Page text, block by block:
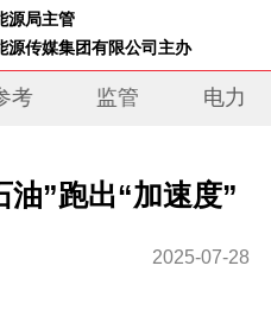
源局主管
源传媒集团有限公司主办
考 监管 电力
油”跑出“加速度”
2025-07-28